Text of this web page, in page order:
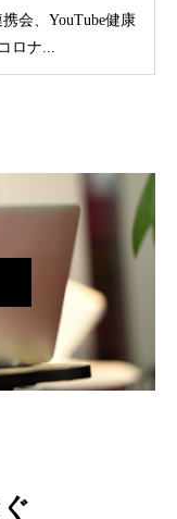
会、YouTube健康
ロナ...